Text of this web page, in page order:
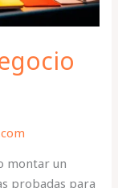
montar un
probadas para